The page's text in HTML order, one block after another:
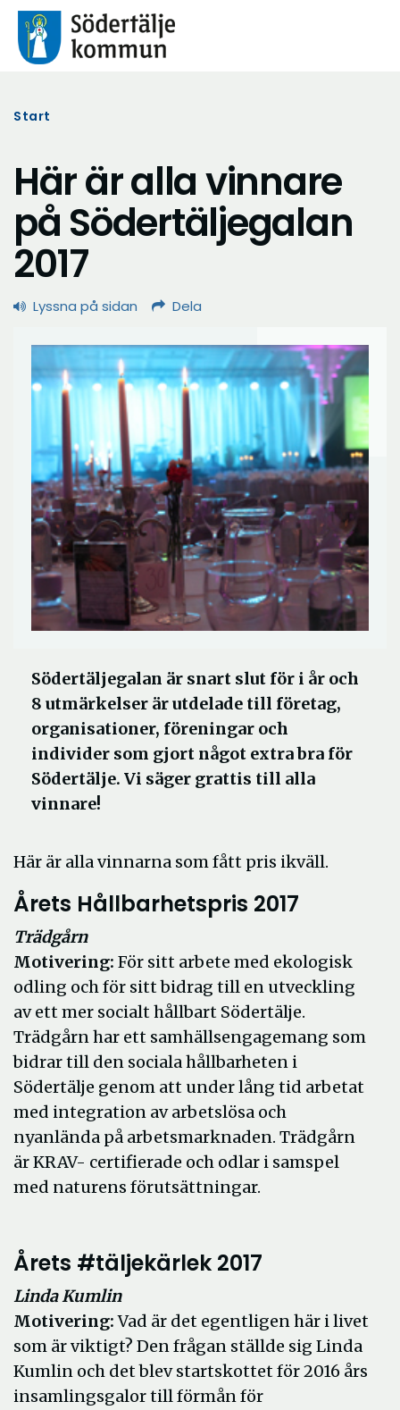
Start
Här är alla vinnare
på Södertäljegalan
2017
Lyssna på sidan Dela
Södertäljegalan är snart slut för i år och
8 utmärkelser är utdelade till företag,
organisationer, föreningar och
individer som gjort något extra bra för
Södertälje. Vi säger grattis till alla
vinnare!
Här är alla vinnarna som fått pris ikväll.
Årets Hållbarhetspris 2017
Trädgårn
Motivering: För sitt arbete med ekologisk
odling och för sitt bidrag till en utveckling
av ett mer socialt hållbart Södertälje.
Trädgårn har ett samhällsengagemang som
bidrar till den sociala hållbarheten i
Södertälje genom att under lång tid arbetat
med integration av arbetslösa och
nyanlända på arbetsmarknaden. Trädgårn
är KRAV- certifierade och odlar i samspel
med naturens förutsättningar.
Årets #täljekärlek 2017
Linda Kumlin
Motivering:Vad är det egentligen här i livet
som är viktigt? Den frågan ställde sig Linda
Kumlin och det blev startskottet för 2016 års
insamlingsgalor till förmån för